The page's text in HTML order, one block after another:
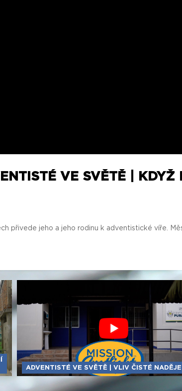
VE SVĚTĚ | KDYŽ
přivede jeho a jeho rodinu k adventistické víře.
ADVENTISTÉ VE SVĚTĚ | VLIV ČISTÉ NADĚJE